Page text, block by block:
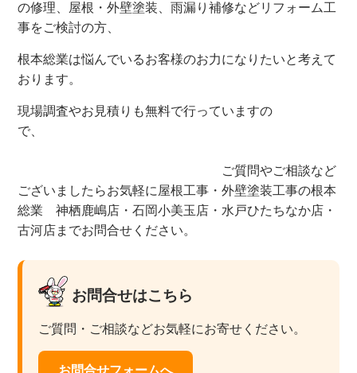
の修理、屋根・外壁塗装、雨漏り補修などリフォーム工
事をご検討の方、
根本総業は悩んでいるお客様のお力になりたいと考えて
おります。
現場調査やお見積りも無料で行っていますの
で、
ご質問やご相談など
ございましたらお気軽に屋根工事・外壁塗装工事の根本
総業 神栖鹿嶋店・石岡小美玉店・水戸ひたちなか店・
古河店までお問合せください。
お問合せはこちら
ご質問・ご相談などお気軽にお寄せください。
お問合せフォームへ